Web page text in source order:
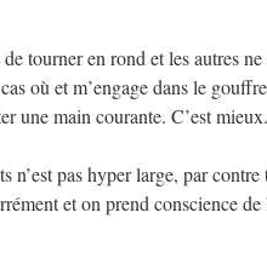
tourner en rond et les autres
où et m’engage dans le
une main courante. C’est mieux.
n’est pas hyper large, par
et on prend conscience